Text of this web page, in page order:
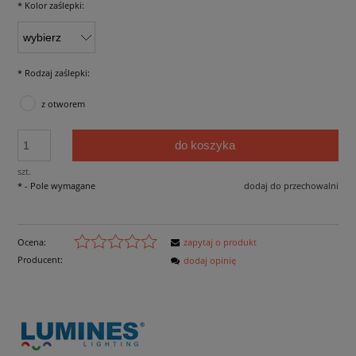
* Kolor zaślepki:
* Rodzaj zaślepki:
z otworem
szt.
do koszyka
dodaj do przechowalni
* - Pole wymagane
Ocena:
Producent:
zapytaj o produkt
dodaj opinię